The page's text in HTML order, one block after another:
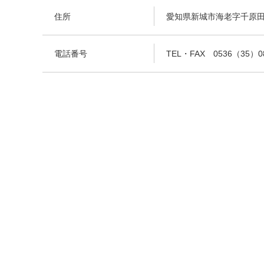
住所 愛知県新城市海老字千原
電話番号 TEL・FAX 0536（35）